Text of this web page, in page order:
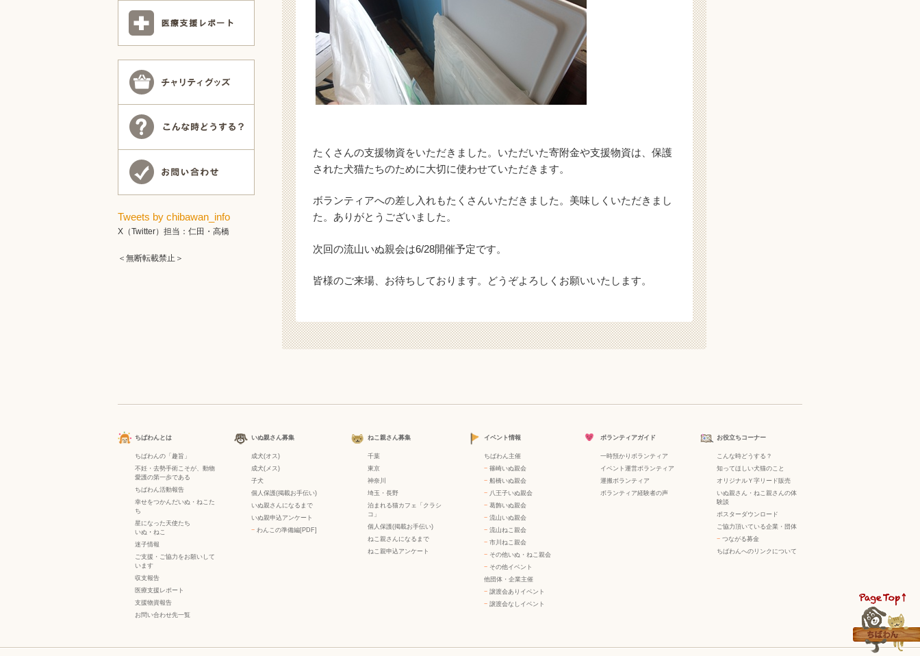
たくさんの支援物資をいただきました。いただいた寄附金や支援物資は、保護
された犬猫たちのために大切に使わせていただきます。
ボランティアへの差し入れもたくさんいただきました。美味しくいただきまし
た。ありがとうございました。
次回の流山いぬ親会は6/28開催予定です。
皆様のご来場、お待ちしております。どうぞよろしくお願いいたします。
Tweets by chibawan_info
X（Twitter）担当：仁田・高橋
＜無断転載禁止＞
ちばわんとは
ちばわんの「趣旨」
不妊・去勢手術こそが、動物
愛護の第一歩である
ちばわん活動報告
幸せをつかんだいぬ・ねこた
ち
星になった天使たち
いぬ ・ ねこ
迷子情報
ご支援・ご協力をお願いして
います
収支報告
医療支援レポート
支援物資報告
お問い合わせ先一覧
いぬ親さん募集
成犬(オス)
成犬(メス)
子犬
個人保護(掲載お手伝い)
いぬ親さんになるまで
いぬ親申込アンケート
− わんこの準備編[PDF]
ねこ親さん募集
千葉
東京
神奈川
埼玉・長野
泊まれる猫カフェ「クラシ
コ」
個人保護(掲載お手伝い)
ねこ親さんになるまで
ねこ親申込アンケート
イベント情報
ちばわん主催
− 篠崎いぬ親会
− 船橋いぬ親会
− 八王子いぬ親会
− 葛飾いぬ親会
− 流山いぬ親会
− 流山ねこ親会
− 市川ねこ親会
− その他いぬ・ねこ親会
− その他イベント
他団体・企業主催
− 譲渡会ありイベント
− 譲渡会なしイベント
ボランティアガイド
一時預かりボランティア
イベント運営ボランティア
運搬ボランティア
ボランティア経験者の声
お役立ちコーナー
こんな時どうする？
知ってほしい犬猫のこと
オリジナルＹ字リード販売
いぬ親さん・ねこ親さんの体
験談
ポスターダウンロード
ご協力頂いている企業・団体
− つながる募金
ちばわんへのリンクについて